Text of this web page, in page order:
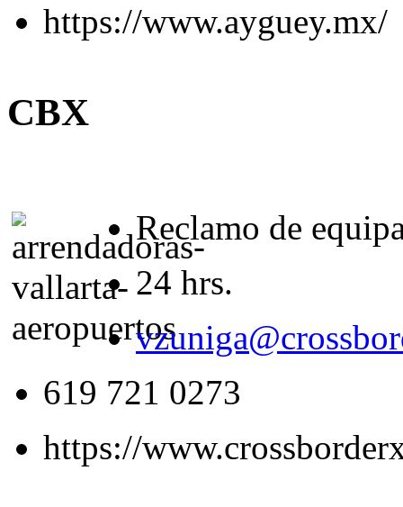
https://www.ayguey.mx/
CBX
Reclamo de
24 hrs.
619 721 0273
https://